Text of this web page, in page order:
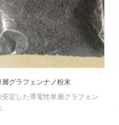
層グラフェンナノ粉末
安定した導電性単層グラフェン